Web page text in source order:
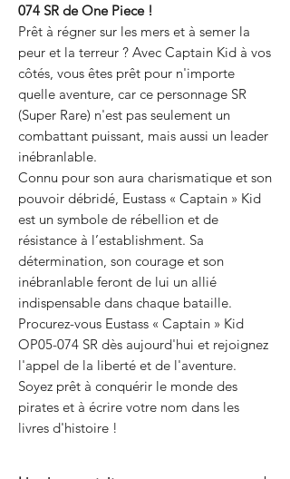
074 SR de One Piece !
Prêt à régner sur les mers et à semer la
peur et la terreur ? Avec Captain Kid à vos
côtés, vous êtes prêt pour n'importe
quelle aventure, car ce personnage SR
(Super Rare) n'est pas seulement un
combattant puissant, mais aussi un leader
inébranlable.
Connu pour son aura charismatique et son
pouvoir débridé, Eustass « Captain » Kid
est un symbole de rébellion et de
résistance à l’establishment. Sa
détermination, son courage et son
inébranlable feront de lui un allié
indispensable dans chaque bataille.
Procurez-vous Eustass « Captain » Kid
OP05-074 SR dès aujourd'hui et rejoignez
l'appel de la liberté et de l'aventure.
Soyez prêt à conquérir le monde des
pirates et à écrire votre nom dans les
livres d'histoire !